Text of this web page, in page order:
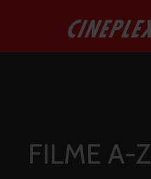
FILME A-Z